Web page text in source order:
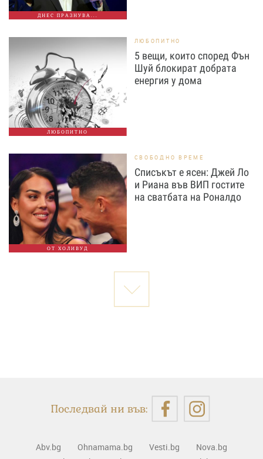
ДНЕС ПРАЗНУВА...
ЛЮБОПИТНО
ЛЮБОПИТНО
5 вещи, които според Фън
Шуй блокират добрата
енергия у дома
ОТ ХОЛИВУД
СВОБОДНО ВРЕМЕ
Списъкът е ясен: Джей Ло
и Риана във ВИП гостите
на сватбата на Роналдо
Последвай ни във:
Abv.bg Ohnamama.bg Vesti.bg
Nova.bg